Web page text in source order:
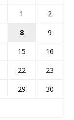
1
2
8
9
15
16
22
23
29
30